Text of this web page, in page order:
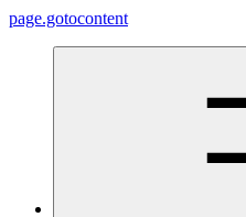
page.gotocontent